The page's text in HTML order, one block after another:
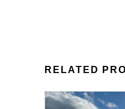
RELATED